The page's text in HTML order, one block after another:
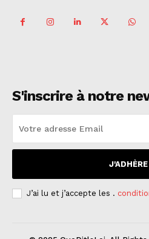
S'inscrire à notre
J'ADHÈRE
J’ai lu et j’accepte les .